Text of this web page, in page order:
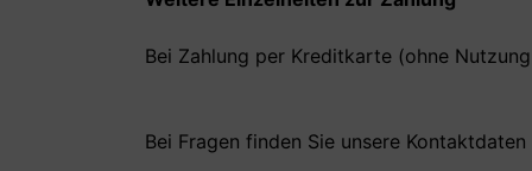
Bei Zahlung per Kreditkarte (ohne
Bei Fragen finden Sie unsere Kontaktdaten